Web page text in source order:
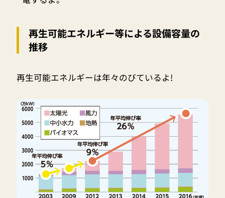
再生可能エネルギー等による設備容量の
推移
再生可能エネルギーは年々のびているよ!